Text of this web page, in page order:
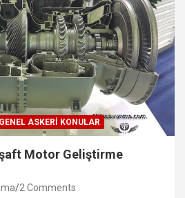
GENEL ASKERI KONULAR
Motor Geliştirme
2 Comments